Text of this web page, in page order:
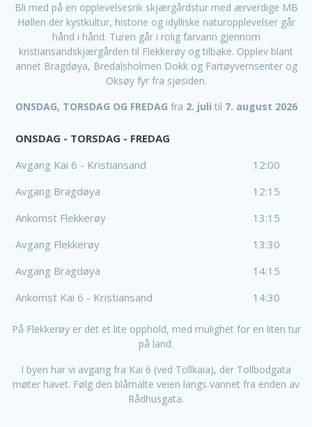
Bli med på en opplevelsesrik skjærgårdstur med ærverdige MB
Høllen der kystkultur, historie og idylliske naturopplevelser går
hånd i hånd. Turen går i rolig farvann gjennom
kristiansandskjærgården til Flekkerøy og tilbake. Opplev blant
annet Bragdøya, Bredalsholmen Dokk og Fartøyvernsenter og
Oksøy fyr fra sjøsiden.
ONSDAG, TORSDAG OG FREDAG fra 2. juli til 7. august 2026
ONSDAG - TORSDAG - FREDAG
Avgang Kai 6 - Kristiansand
12:00
Avgang Bragdøya
12:15
Ankomst Flekkerøy
13:15
Avgang Flekkerøy
13:30
Avgang Bragdøya
14:15
Ankomst Kai 6 - Kristiansand
14:30
På Flekkerøy er det et lite opphold, med mulighet for en liten tur
på land.
I byen har vi avgang fra Kai 6 (ved Tollkaia), der Tollbodgata
møter havet. Følg den blåmalte veien langs vannet fra enden av
Rådhusgata.